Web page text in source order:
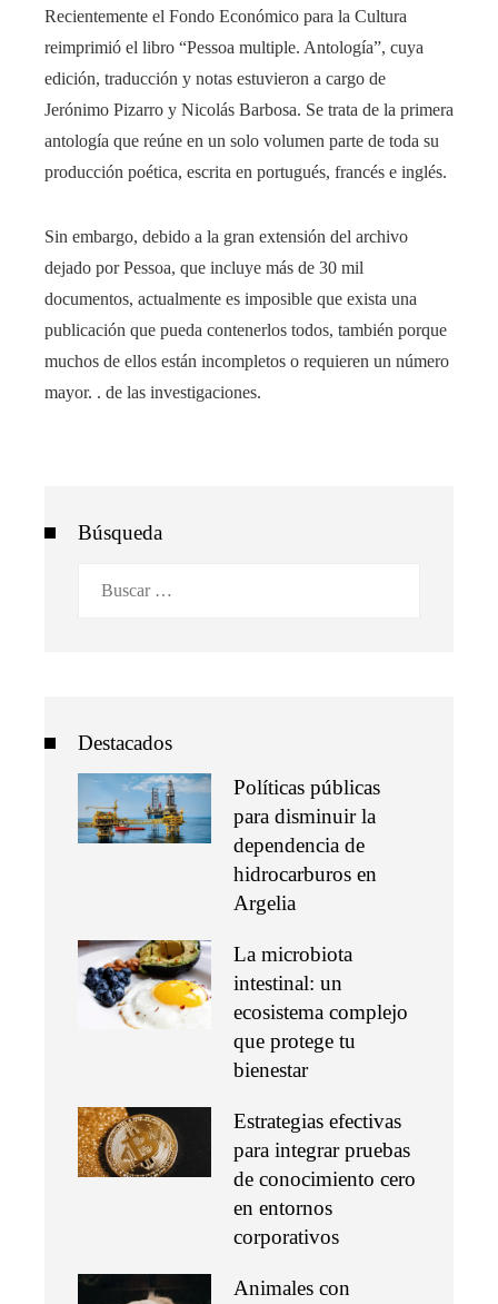
Recientemente el Fondo Económico para la Cultura
reimprimió el libro “Pessoa multiple. Antología”, cuya
edición, traducción y notas estuvieron a cargo de
Jerónimo Pizarro y Nicolás Barbosa. Se trata de la primera
antología que reúne en un solo volumen parte de toda su
producción poética, escrita en portugués, francés e inglés.
Sin embargo, debido a la gran extensión del archivo
dejado por Pessoa, que incluye más de 30 mil
documentos, actualmente es imposible que exista una
publicación que pueda contenerlos todos, también porque
muchos de ellos están incompletos o requieren un número
mayor. . de las investigaciones.
Búsqueda
Destacados
Políticas públicas
para disminuir la
dependencia de
hidrocarburos en
Argelia
La microbiota
intestinal: un
ecosistema complejo
que protege tu
bienestar
Estrategias efectivas
para integrar pruebas
de conocimiento cero
en entornos
corporativos
Animales con